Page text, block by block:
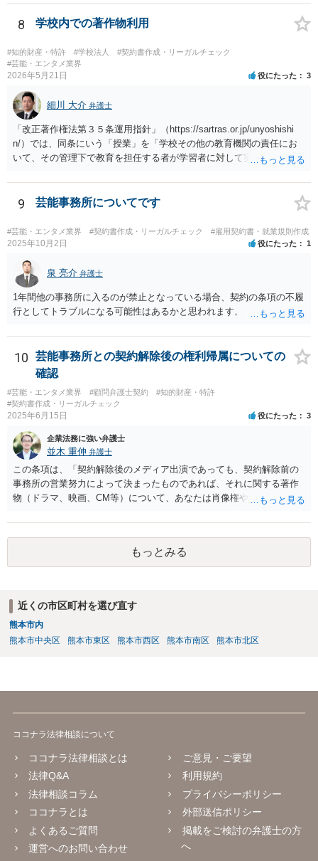
囲、⑥代償措置の有無といった判断要素によって検討されます。 いず
れにしても、書面を拝見するなど具体的な事情を詳しくお伺いする必
ては会社側の請求は認められにくいのではないかという印象です。
8 学校内での著作物利用
#知的財産・特許 #学校法人
#契約書作成・リーガルチェック
#芸能・エンタメ業界
2026年5月21日 役にたった 3
細川 大介 弁護士
「改正著作権法第３５条運用指針」（https://sartras.or.jp/unyoshishi
n/）では、同条にいう「授業」を「学校その他の教育機関の責任にお
いて、その管理下で教育を担任する者が学習者に対して実施する教育
級活動・クラブ活動・学校行事等）、部活動、課外補習授業等を、該
当しない例として自主的なボランティア活動・保護者会・ＰＴＡ活動
校司書は、学校図書館法第６条第１項上「専ら学校図書館の職務に従
事する職員」と位置づけられ、運用指針にいう「教育を担任する者」
書館独自の読書推進活動であり、該当例のいずれにも当たりません。
したがって、本件展示は「授業の過程」要件を満たさず、３５条によ
る適法化はできないと考えられます。 ただし、繰り返しになります
が、ご相談のケースのような事案が裁判沙汰になることが現実的には
のと思われます。
9 芸能事務所についてです
#芸能・エンタメ業界 #契約書作成・リーガルチェック #雇用契約書・就業規則作成
2025年10月2日 役にたった 1
泉 亮介 弁護士
1年間他の事務所に入るのが禁止となっている場合、契約の条項の不履
行としてトラブルになる可能性はあるかと思われます。
10
芸能事務所との契約解除後の権利帰属についての
確認
#芸能・エンタメ業界 #顧問弁護士契約
#知的財産・特許
#契約書作成・リーガルチェック
2025年6月15日 役にたった 3
企業法務に強い弁護士
並木 重伸 弁護士
この条項は、「契約解除後のメディア出演であっても、契約解除前の
事務所の営業努力によって決まったものであれば、それに関する著作
物（ドラマ、映画、CM等）について、あなたは肖像権やパブリシティ
う意味と思われます。 事務所が獲得した仕事から生じる権利を、解除
後も事務所が管理すること自体には合理性がある場合もあります。し
かし「事務所に帰属する」という表現は、本来他人に譲渡できるもの
ではない肖像権等が事務所に渡ってしまうかのようにも読め、あなた
届の内容が適切かどうか弁護士に直接相談のうえ、可能であれば事務
所と協議することをお勧めします。
もっとみる
近くの市区町村を選び直す
熊本市内
熊本市中央区
熊本市東区 熊本市西区 熊本市南区 熊本市北区
ココナラ法律相談について
ココナラ法律相談とは
法律Q&A
法律相談コラム
ココナラとは
よくあるご質問
運営へのお問い合わせ
ご意見・ご要望
利用規約
プライバシーポリシー
外部送信ポリシー
掲載をご検討の弁護士の方
へ